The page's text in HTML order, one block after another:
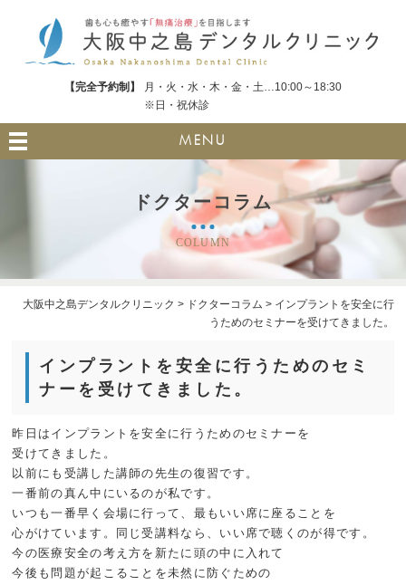
【完全予約制】
月・火・水・木・金・土…10:00～18:30
※日・祝休診
MENU
ドクターコラム
COLUMN
大阪中之島デンタルクリニック > ドクターコラム > インプラントを安全に行
うためのセミナーを受けてきました。
インプラントを安全に行うためのセミ
ナーを受けてきました。
昨日はインプラントを安全に行うためのセミナーを
受けてきました。
以前にも受講した講師の先生の復習です。
一番前の真ん中にいるのが私です。
いつも一番早く会場に行って、最もいい席に座ることを
心がけています。同じ受講料なら、いい席で聴くのが得です。
今の医療安全の考え方を新たに頭の中に入れて
今後も問題が起こることを未然に防ぐための